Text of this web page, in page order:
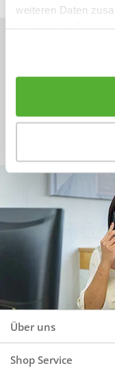
weiteren Daten
Sie haben
+49 (0)4244 965
Über uns
Shop Service